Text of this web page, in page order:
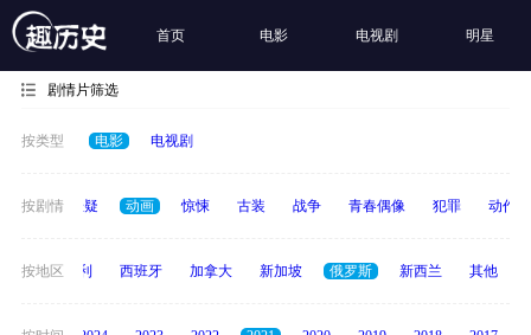
首页 电影 电视剧 明星
剧情片筛选
按类型 电影 电视剧
按剧情
家庭 悬疑 动画 惊悚 古装 战争 青春偶像 犯罪 动作
按地区
度 意大利 西班牙 加拿大 新加坡 俄罗斯 新西兰 其他